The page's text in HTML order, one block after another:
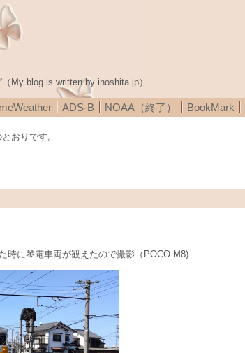
My blog is written by inoshita.jp）
ADS-B NOAA（終了） BookMark
おりです。
時に琴電車両が観えたので撮影（POCO M8)